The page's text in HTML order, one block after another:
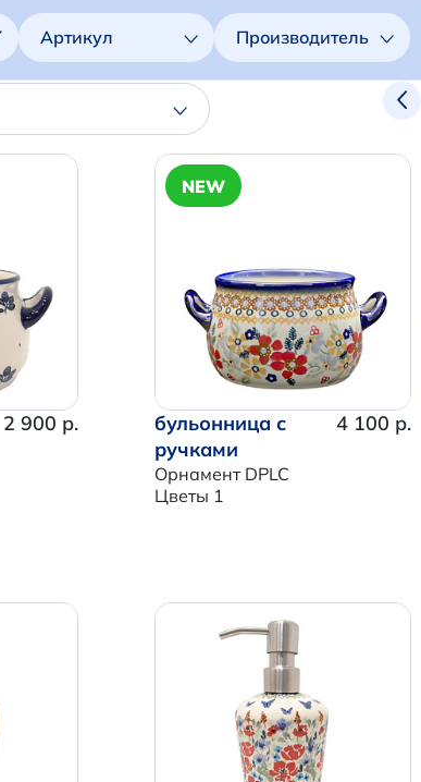
Артикул Производитель
2 900 р.
NEW
бульонница с
ручками
Орнамент DPLC
Цветы 1
4 100 р.